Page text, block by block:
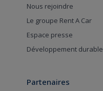
Nous rejoindre
Le groupe Rent A Car
Espace presse
Développement durable
Partenaires